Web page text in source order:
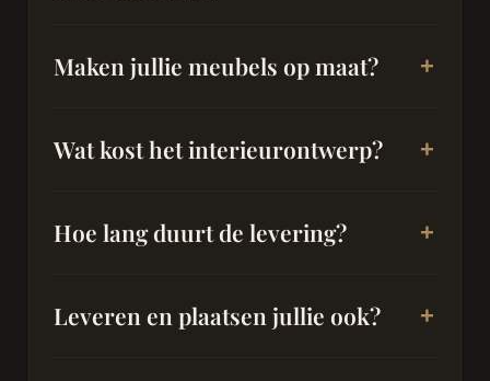
Maken jullie meubels op maat?
Wat kost het interieurontwerp?
Hoe lang duurt de levering?
Leveren en plaatsen jullie ook?